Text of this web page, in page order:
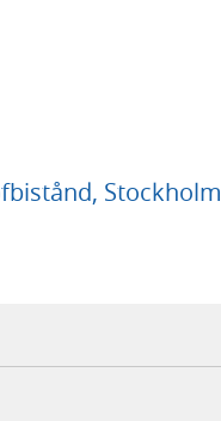
postklient,